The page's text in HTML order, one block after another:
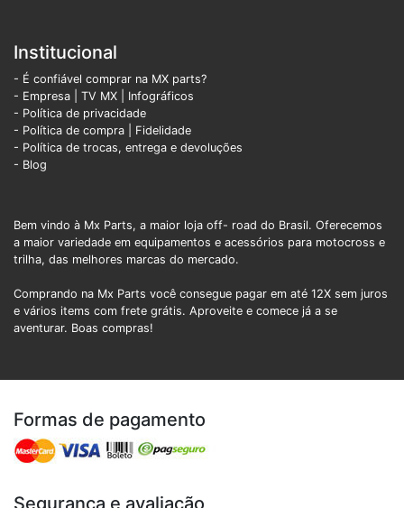
Institucional
- É confiável comprar na MX parts?
- Empresa
TV MX
Infográficos
- Política de privacidade
- Política de compra | Fidelidade
- Política de trocas, entrega e devoluções
- Blog
Bem vindo à Mx Parts, a maior loja off- road do Brasil. Oferecemos
a maior variedade em equipamentos e acessórios para motocross e
trilha, das melhores marcas do mercado.
Comprando na Mx Parts você consegue pagar em até 12X sem juros
e vários items com frete grátis. Aproveite e comece já a se
aventurar. Boas compras!
Formas de pagamento
Segurança e avaliação